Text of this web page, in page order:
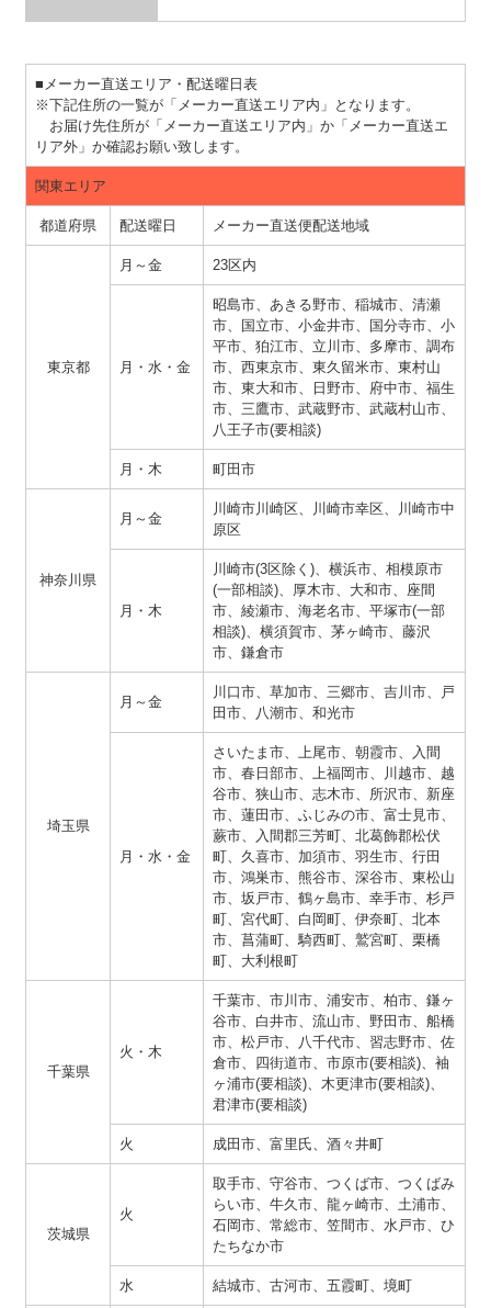
■メーカー直送エリア・配送曜日表
※下記住所の一覧が「メーカー直送エリア内」となります。
お届け先住所が「メーカー直送エリア内」か「メーカー直送エ
リア外」か確認お願い致します。
関東エリア
都道府県 配送曜日 メーカー直送便配送地域
東京都
月～金 23区内
月・水・金
昭島市、あきる野市、稲城市、清瀬
市、国立市、小金井市、国分寺市、小
平市、狛江市、立川市、多摩市、調布
市、西東京市、東久留米市、東村山
市、東大和市、日野市、府中市、福生
市、三鷹市、武蔵野市、武蔵村山市、
八王子市(要相談)
月・木 町田市
神奈川県
月～金
川崎市川崎区、川崎市幸区、川崎市中
原区
月・木
川崎市(3区除く)、横浜市、相模原市
(一部相談)、厚木市、大和市、座間
市、綾瀬市、海老名市、平塚市(一部
相談)、横須賀市、茅ヶ崎市、藤沢
市、鎌倉市
埼玉県
月～金
川口市、草加市、三郷市、吉川市、戸
田市、八潮市、和光市
月・水・金
さいたま市、上尾市、朝霞市、入間
市、春日部市、上福岡市、川越市、越
谷市、狭山市、志木市、所沢市、新座
市、蓮田市、ふじみの市、富士見市、
蕨市、入間郡三芳町、北葛飾郡松伏
町、久喜市、加須市、羽生市、行田
市、鴻巣市、熊谷市、深谷市、東松山
市、坂戸市、鶴ヶ島市、幸手市、杉戸
町、宮代町、白岡町、伊奈町、北本
市、菖蒲町、騎西町、鷲宮町、栗橋
町、大利根町
千葉県
火・木
千葉市、市川市、浦安市、柏市、鎌ヶ
谷市、白井市、流山市、野田市、船橋
市、松戸市、八千代市、習志野市、佐
倉市、四街道市、市原市(要相談)、袖
ヶ浦市(要相談)、木更津市(要相談)、
君津市(要相談)
火 成田市、富里氏、酒々井町
茨城県
火
取手市、守谷市、つくば市、つくばみ
らい市、牛久市、龍ヶ崎市、土浦市、
石岡市、常総市、笠間市、水戸市、ひ
たちなか市
水 結城市、古河市、五霞町、境町